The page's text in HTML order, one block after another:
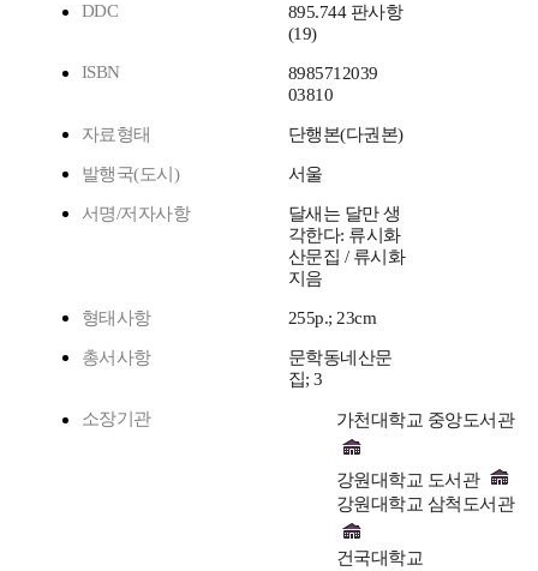
DDC
895.744 판사항
(19)
ISBN
8985712039
03810
자료형태 단행본(다권본)
발행국(도시) 서울
서명/저자사항
달새는 달만 생
각한다: 류시화
산문집 / 류시화
지음
형태사항 255p.; 23cm
총서사항
문학동네산문
집; 3
소장기관 가천대학교 중앙도서관
강원대학교 도서관
강원대학교 삼척도서관
건국대학교